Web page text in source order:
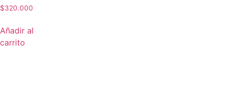
$320.000
Añadir al
carrito